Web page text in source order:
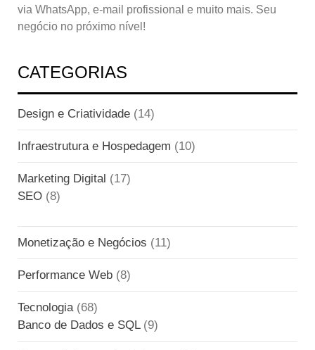
via WhatsApp, e-mail profissional e muito mais. Seu
negócio no próximo nível!
CATEGORIAS
Design e Criatividade (14)
Infraestrutura e Hospedagem (10)
Marketing Digital (17)
SEO (8)
Monetização e Negócios (11)
Performance Web (8)
Tecnologia(68)
Banco de Dados e SQL(9)